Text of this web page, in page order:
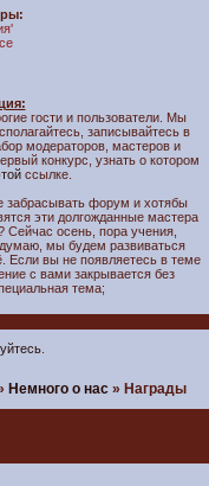
гости и пользователи. Мы
записывайтесь в
модераторов, мастеров и
конкурс, узнать о котором
ссылке.
забрасывать форум и хотябы
эти долгожданные мастера
Сейчас осень, пора учения,
мы будем развиваться
Если вы не появляетесь в теме
с вами закрывается без
тема;
.
Немного о нас »Награды